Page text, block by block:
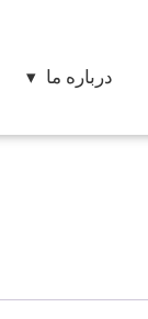
درباره ما